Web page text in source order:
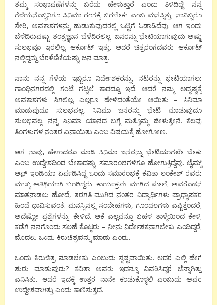
ತಮ್ಮ ಸಂಭಾಷಣೆಗಳನ್ನು ಬರೆದು ಹೇಳುತ್ತಾರೆ ಎಂದು ತಿಳಿದಿದ್ದೆ! ನನ್ನ
ಗೆಳೆಯನೊಬ್ಬನಿಗೂ ಸಿನಿಮಾ ರಂಗಕ್ಕೆ ಬರಬೇಕು ಎಂಬ ಮನಸ್ಸಿತ್ತು. ನಾವಿಬ್ಬರೂ
ಸೇರಿ, ಅವಕಾಶಗಳನ್ನು ಹುಡುಕುವುದರಲ್ಲಿ ಒಟ್ಟಿಗೆ ಓಡಾಡಿದೆವು. ಆಗ ಇಂದು
ಬೆಳೆದಿರುವಷ್ಟು ತಂತ್ರಜ್ಞಾನ ಬೆಳೆದಿರಲಿಲ್ಲ. ಜನರನ್ನು ಭೇಟಿಯಾಗುವುದು ಅಷ್ಟು
ಸುಲಭವೂ ಇರಲಿಲ್ಲ. ಆರ್ಕೂಟ್ ಇತ್ತು. ಆದರೆ ಚಿತ್ರರಂಗದವರು ಆರ್ಕೂಟ್
ನಲ್ಲಿದ್ದದ್ದು ಬೆರಳೆಣಿಕೆಯಷ್ಟು ಜನ ಮಾತ್ರ.
ನಾನು ನನ್ನ ಗೆಳೆಯ ಇಬ್ಬರೂ ನಿರ್ದೇಶಕರನ್ನು, ನಟರನ್ನು ಭೇಟಿಯಾಗಲು
ಗಾಂಧಿನಗರದಲ್ಲಿ ಗಂಟೆ ಗಟ್ಟಲೆ ಕಾದದ್ದೂ ಇದೆ. ಆದರೆ ನಮ್ಮ ಅದೃಷ್ಟಕ್ಕೆ
ಅವಕಾಶಗಳು ಸಿಗಲಿಲ್ಲ. ಎಲ್ಲರೂ ಹೇಳಿದಂತೆಯೇ ಆಯಿತು – ಸಿನಿಮಾ
ಮಾಡುವುದೂ ಸುಲಭವಲ್ಲ, ಸಿನಿಮಾ ಜನರನ್ನು ಭೇಟಿ ಮಾಡುವುದೂ
ಸುಲಭವಲ್ಲ. ನನ್ನ ಸಿನಿಮಾ ಯಾನದ ಬಗ್ಗೆ ಮತ್ತೊಮ್ಮೆ ಹೇಳುತ್ತೇನೆ. ಕೆಲವು
ತಿಂಗಳುಗಳ ನಂತರ ಏನಾಯಿತು ಎಂಬ ವಿಷಯಕ್ಕೆ ಹೋಗೋಣ.
ಆಗ ನಾವು, ಹೇಗಾದರೂ ಮಾಡಿ ಸಿನಿಮಾ ಜನರನ್ನು ಭೇಟಿಯಾಗಲೇ ಬೇಕು
ಎಂಬ ಉದ್ದೇಶದಿಂದ ಬೇಕಾದಷ್ಟು ಸಮಾರಂಭಗಳಿಗೂ ಹೋಗುತ್ತಿದ್ದೆವು. ಟೈಮ್ಸ್
ಆಫ಼್ ಇಂಡಿಯಾ ಏರ್ಪಡಿಸಿದ್ದ ಒಂದು ಸಮಾರಂಭಕ್ಕೆ ಕವಿತಾ ಲಂಕೇಶ್ ರವರು
ಮುಖ್ಯ ಅತಿಥಿಯಾಗಿ ಬಂದಿದ್ದರು. ಕಾರ್ಯಕ್ರಮ ಮುಗಿದ ಮೇಲೆ, ಅವರೊಡನೆ
ಮಾತನಾಡಲು ಹೋದೆ, ತರಗತಿ ಮುಗಿದ ನಂತರ ವಿದ್ಯಾರ್ಥಿಗಳು ಪ್ರಾಧ್ಯಾಪಕರ
ಹಿಂದೆ ಧಾವಿಸುವಂತೆ. ಮನಸ್ಸಿನಲ್ಲಿ ಸಂದೇಹಗಳು, ಗೊಂದಲಗಳು ಎಷ್ಟಿತ್ತೆಂದರೆ,
ಅದೆಷ್ಟೋ ಪ್ರಶ್ನೆಗಳನ್ನು ಕೇಳಿದೆ. ಆಕೆ ಎಲ್ಲವನ್ನೂ ಬಹಳ ತಾಳ್ಮೆಯಿಂದ ಕೇಳಿ,
ಕಡೆಗೆ ನನಗೊಂದು ಸಲಹೆ ಕೊಟ್ಟರು – ನೀನು ನಿರ್ದೇಶಕನಾಗಬೇಕು ಎಂದಿದ್ದರೆ,
ಮೊದಲು ಒಂದು ಕಿರುಚಿತ್ರವನ್ನು ಮಾಡು ಎಂದು.
ಒಂದು ಕಿರುಚಿತ್ರ ಮಾಡಬೇಕು ಎಂಬುದು ಸ್ಪಷ್ಟವಾಯಿತು. ಆದರೆ ಎಲ್ಲಿ ಹೇಗೆ
ಶುರು ಮಾಡುವುದು? ಕವಿತಾ ಅವರು ಇದನ್ನೂ ವಿವರಿಸಿದ್ದರೆ ಚೆನ್ನಾಗಿತ್ತು
ಎನಿಸಿತು. ಆದರೆ ಇದಕ್ಕೆ ಉತ್ತರ ನಾನೇ ಕಂಡುಕೊಳ್ಳಲಿ ಎಂಬುದು ಅವರ
ಉದ್ದೇಶವಾಗಿತ್ತು ಎಂದು ಕಾಣಿಸುತ್ತದೆ.